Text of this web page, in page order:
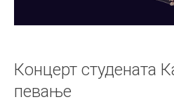
Концерт студената
певање